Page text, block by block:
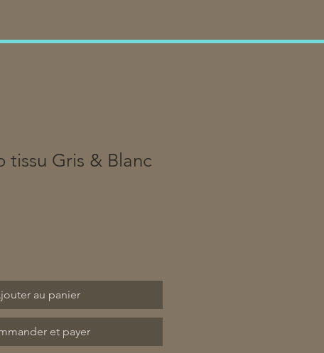
tissu Gris & Blanc
au panier
et payer